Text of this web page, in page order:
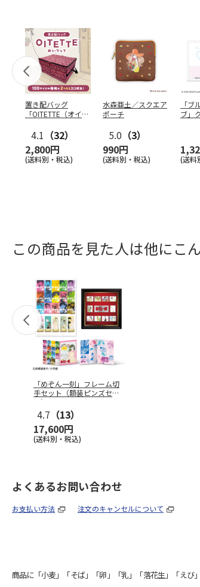
置き配バッグ
「OITETTE（オイテ
4.1 （32）
2,800円
(送料別・税込)
水森亜土／スクエア
ポーチ
5.0 （3）
990円
(送料別・税込)
「ブ
ブ」
(送料
この商品を見た人は他にこ
「めぞん一刻」フレーム切
手セット（額装ピンズセッ
ト）
4.7 （13）
17,600円
(送料別・税込)
よくあるお問い合わせ
お支払い方法 注文のキャンセルについて
商品に「小麦」「そば」「卵」「乳」「落花生」「えび